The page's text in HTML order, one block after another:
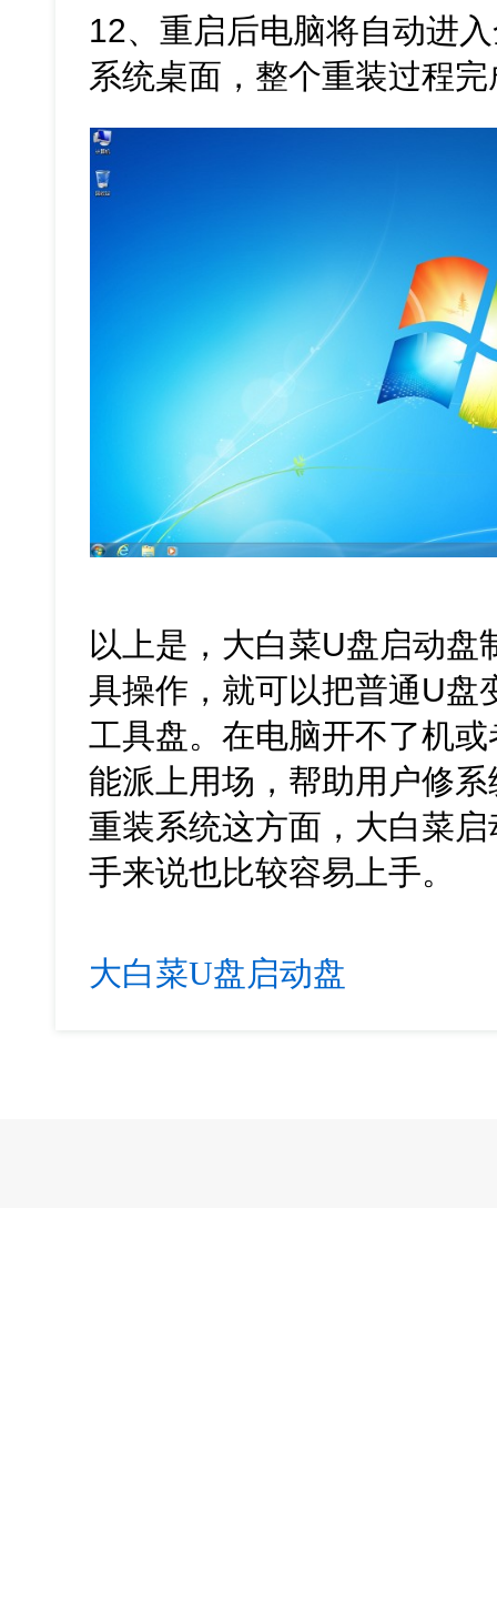
12、重启后电脑将自动进
系统桌面，整个重装过程完
以上是，大白菜U盘启动
具操作，就可以把普通U盘
工具盘。在电脑开不了机
能派上用场，帮助用户修
重装系统这方面，大白菜
手来说也比较容易上手。
大白菜U盘启动盘